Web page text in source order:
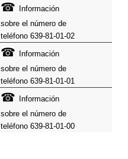
☎
Información
sobre el número de
teléfono 639-81-01-02
☎
Información
sobre el número de
teléfono 639-81-01-01
☎
Información
sobre el número de
teléfono 639-81-01-00